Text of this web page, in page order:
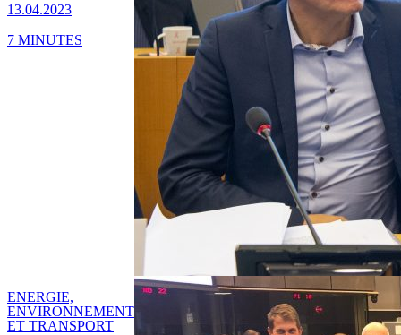
13.04.2023
7 MINUTES
ENERGIE,
ENVIRONNEMENT
ET TRANSPORT